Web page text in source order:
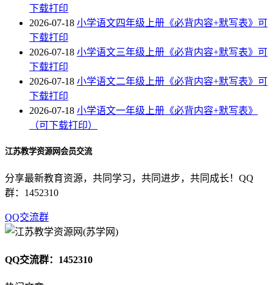
下载打印
2026-07-18 小学语文四年级上册《必背内容+默写表》可
下载打印
2026-07-18 小学语文三年级上册《必背内容+默写表》可
下载打印
2026-07-18 小学语文二年级上册《必背内容+默写表》可
下载打印
2026-07-18 小学语文一年级上册《必背内容+默写表》
（可下载打印）
江苏教学资源网会员交流
分享最新教育资源，共同学习，共同进步，共同成长！QQ
群：1452310
QQ交流群
QQ交流群：1452310